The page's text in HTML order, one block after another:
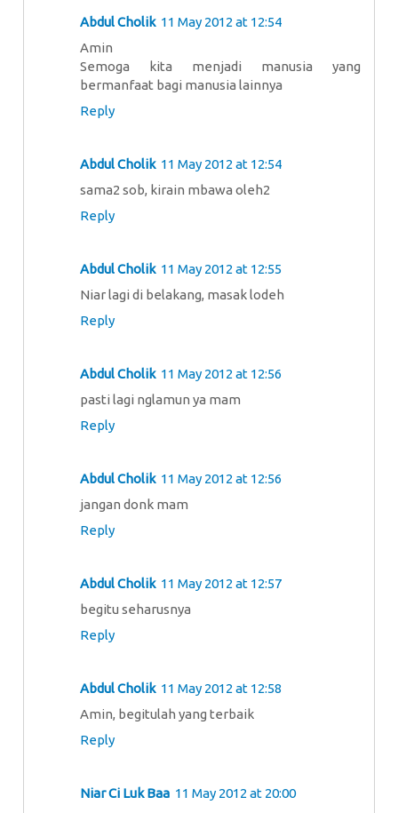
Abdul Cholik 11 May 2012 at 12:54
Amin
Semoga kita menjadi manusia yang
bermanfaat bagi manusia lainnya
Reply
Abdul Cholik 11 May 2012 at 12:54
sama2 sob, kirain mbawa oleh2
Reply
Abdul Cholik 11 May 2012 at 12:55
Niar lagi di belakang, masak lodeh
Reply
Abdul Cholik 11 May 2012 at 12:56
pasti lagi nglamun ya mam
Reply
Abdul Cholik 11 May 2012 at 12:56
jangan donk mam
Reply
Abdul Cholik 11 May 2012 at 12:57
begitu seharusnya
Reply
Abdul Cholik 11 May 2012 at 12:58
Amin, begitulah yang terbaik
Reply
Niar Ci Luk Baa 11 May 2012 at 20:00